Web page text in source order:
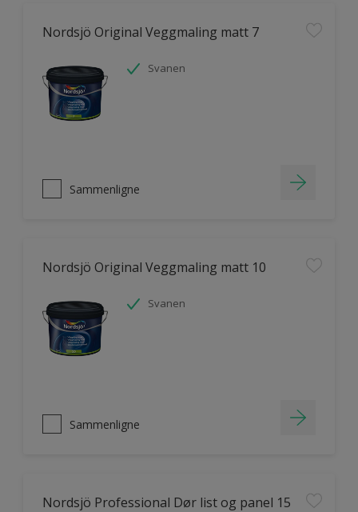
Nordsjö Original Veggmaling matt 7
Svanen
Sammenligne
Nordsjö Original Veggmaling matt 10
Svanen
Sammenligne
Nordsjö Professional Dør list og panel 15